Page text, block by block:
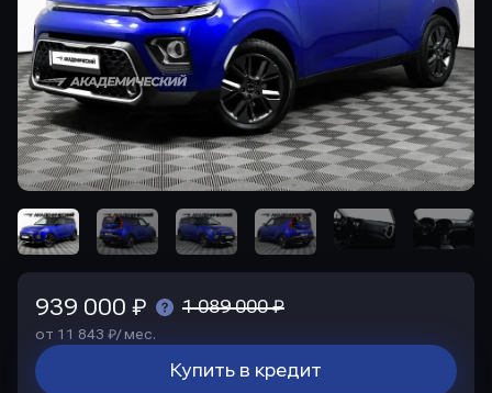
939 000 ₽ 1 089 000 ₽
от 11 843 ₽/ мес.
Купить в кредит